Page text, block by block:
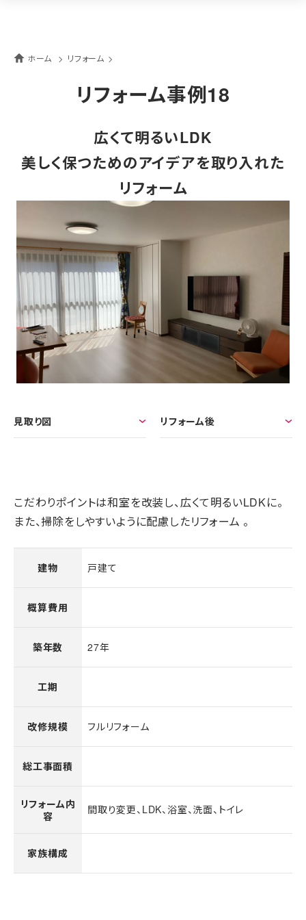
ホーム リフォーム
リフォーム事例18
広くて明るいLDK
美しく保つためのアイデアを取り入れた
リフォーム
見取り図 リフォーム後
こだわりポイントは和室を改装し、広くて明るいLDKに。
また、掃除をしやすいように配慮したリフォーム 。
建物 戸建て
概算費用
築年数 27年
工期
改修規模 フルリフォーム
総工事面積
リフォーム内
容
間取り変更、LDK、浴室、洗面、トイレ
家族構成